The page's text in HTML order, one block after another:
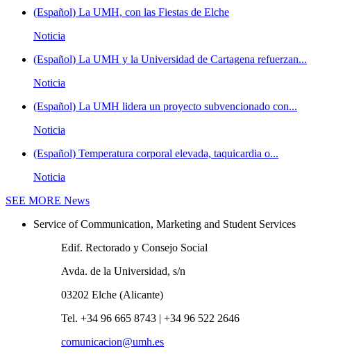
(Español) La UMH, con las Fiestas de Elche
Noticia
(Español) La UMH y la Universidad de Cartagena refuerzan...
Noticia
(Español) La UMH lidera un proyecto subvencionado con...
Noticia
(Español) Temperatura corporal elevada, taquicardia o...
Noticia
SEE MORE News
Service of Communication, Marketing and Student Services
Edif. Rectorado y Consejo Social
Avda. de la Universidad, s/n
03202 Elche (Alicante)
Tel. +34 96 665 8743 | +34 96 522 2646
comunicacion@umh.es